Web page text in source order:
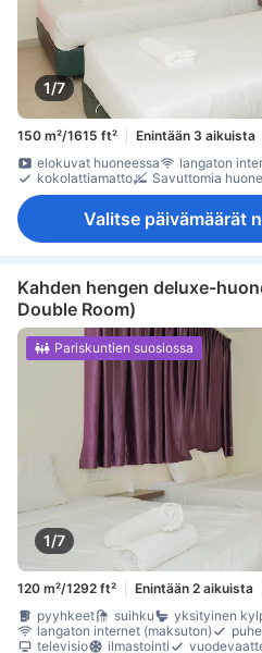
1/7
150 m²/1615 ft² Enintään 3 aikuista
elokuvat huoneessa
langaton
kokolattiamatto
Savuttomia
Valitse päivämäärät
Kahden hengen deluxe-
Double Room)
1/7
Pariskuntien suosiossa
120 m²/1292 ft² Enintään 2 aikuista
pyyhkeet
suihku yksityinen
langaton internet (maksuton)
televisio
ilmastointi